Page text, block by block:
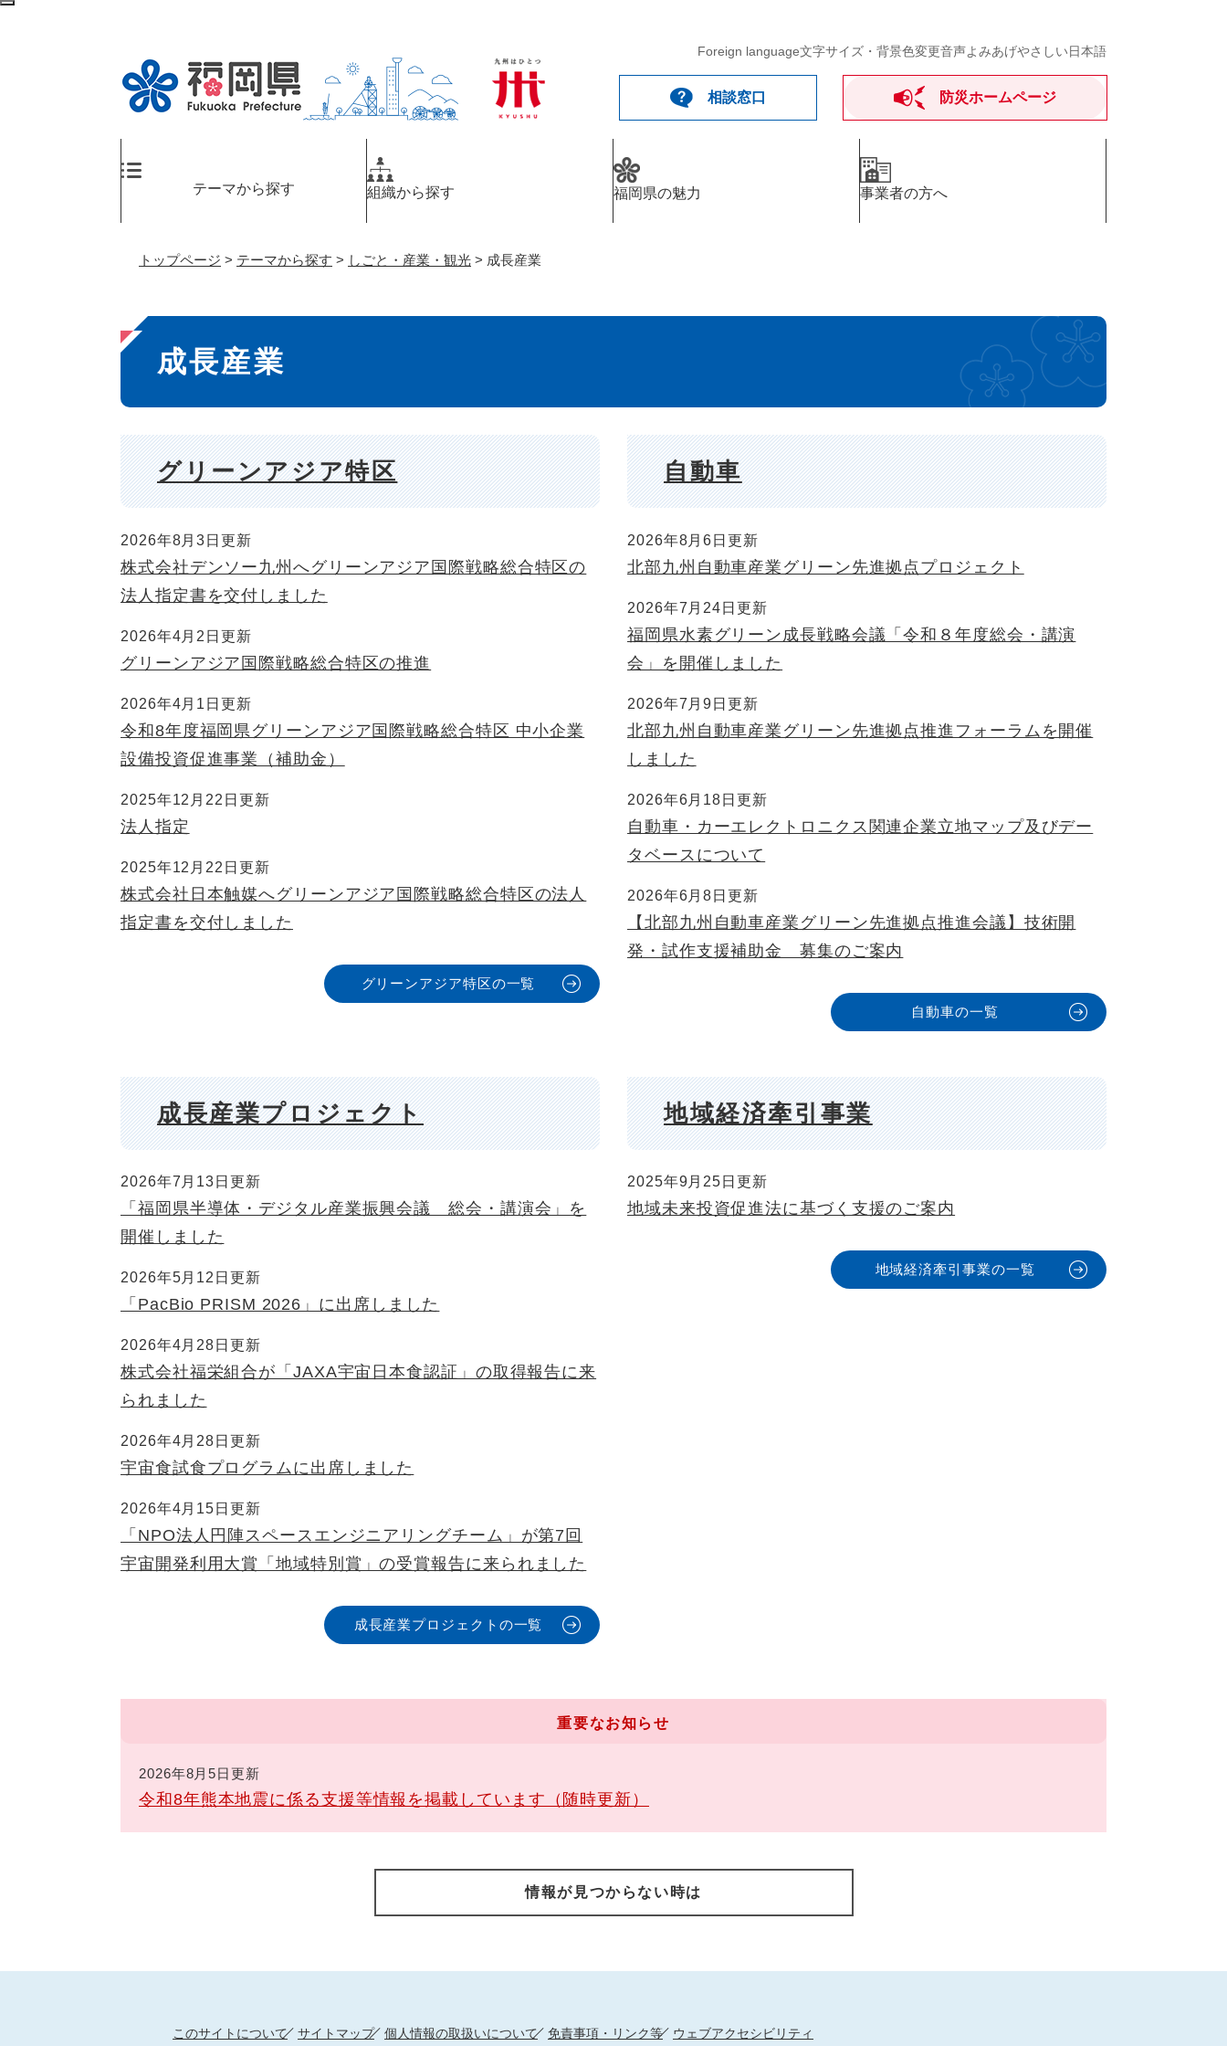
ペ
Foreign language文字サイズ・背景色変更音声よみあげやさしい日本語
相談窓口 防災ホームページ
テーマから探す 組織から探す 福岡県の魅力 事業者の方へ
トップページ > テーマから探す > しごと・産業・観光 > 成長産業
本
文
成長産業
グリーンアジア特区
2026年8月3日更新
株式会社デンソー九州へグリーンアジア国際戦略総合特区の
法人指定書を交付しました
2026年4月2日更新
グリーンアジア国際戦略総合特区の推進
2026年4月1日更新
令和8年度福岡県グリーンアジア国際戦略総合特区 中小企業
設備投資促進事業（補助金）
2025年12月22日更新
法人指定
2025年12月22日更新
株式会社日本触媒へグリーンアジア国際戦略総合特区の法人
指定書を交付しました
グリーンアジア特区の一覧
自動車
2026年8月6日更新
北部九州自動車産業グリーン先進拠点プロジェクト
2026年7月24日更新
福岡県水素グリーン成長戦略会議「令和８年度総会・講演
会」を開催しました
2026年7月9日更新
北部九州自動車産業グリーン先進拠点推進フォーラムを開催
しました
2026年6月18日更新
自動車・カーエレクトロニクス関連企業立地マップ及びデー
タベースについて
2026年6月8日更新
【北部九州自動車産業グリーン先進拠点推進会議】技術開
発・試作支援補助金 募集のご案内
自動車の一覧
成長産業プロジェクト
2026年7月13日更新
「福岡県半導体・デジタル産業振興会議 総会・講演会」を
開催しました
2026年5月12日更新
「PacBio PRISM 2026」に出席しました
2026年4月28日更新
株式会社福栄組合が「JAXA宇宙日本食認証」の取得報告に来
られました
2026年4月28日更新
宇宙食試食プログラムに出席しました
2026年4月15日更新
「NPO法人円陣スペースエンジニアリングチーム」が第7回
宇宙開発利用大賞「地域特別賞」の受賞報告に来られました
成長産業プロジェクトの一覧
地域経済牽引事業
2025年9月25日更新
地域未来投資促進法に基づく支援のご案内
地域経済牽引事業の一覧
重要なお知らせ
2026年8月5日更新
令和8年熊本地震に係る支援等情報を掲載しています（随時更新）
情報が見つからない時は
このサイトについて サイトマップ 個人情報の取扱いについて 免責事項・リンク等 ウェブアクセシビリティ